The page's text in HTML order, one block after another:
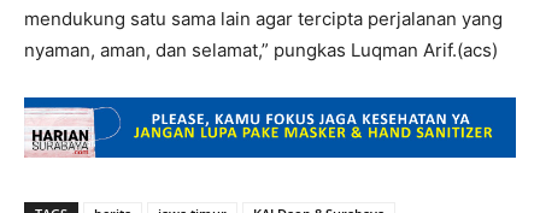
mendukung satu sama lain agar tercipta perjalanan yang
nyaman, aman, dan selamat,” pungkas Luqman Arif.(acs)